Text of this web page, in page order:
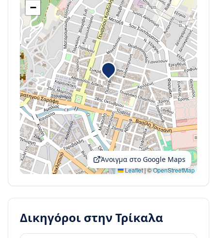
−
Leaflet|©OpenStreetMap
Άνοιγμα στο Google Maps
Δικηγόροι στηνΤρίκαλα